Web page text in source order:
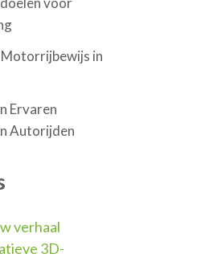
Motorrijbewijs in
Ervaren
Autorijden
verhaal
3D-